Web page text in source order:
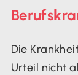
Die
Urteil nicht